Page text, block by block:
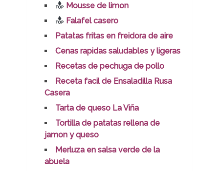
Mousse de limon
Falafel casero
Patatas fritas en freidora de aire
Cenas rapidas saludables y ligeras
Recetas de pechuga de pollo
Receta facil de Ensaladilla Rusa
Casera
Tarta de queso La Viña
Tortilla de patatas rellena de
jamon y queso
Merluza en salsa verde de la
abuela